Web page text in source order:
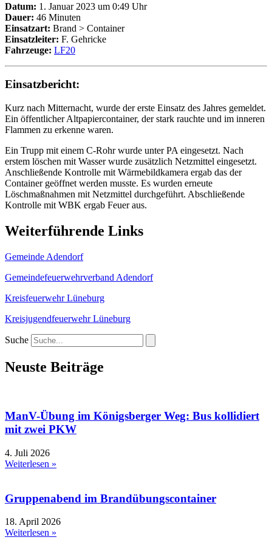
Datum: 1. Januar 2023 um 0:49 Uhr
Dauer: 46 Minuten
Einsatzart: Brand > Container
Einsatzleiter: F. Gehricke
Fahrzeuge: LF20
Einsatzbericht:
Kurz nach Mitternacht, wurde der erste Einsatz des Jahres gemeldet.
Ein öffentlicher Altpapiercontainer, der stark rauchte und im inneren
Flammen zu erkenne waren.
Ein Trupp mit einem C-Rohr wurde unter PA eingesetzt. Nach
erstem löschen mit Wasser wurde zusätzlich Netzmittel eingesetzt.
Anschließende Kontrolle mit Wärmebildkamera ergab das der
Container geöffnet werden musste. Es wurden erneute
Löschmaßnahmen mit Netzmittel durchgeführt. Abschließende
Kontrolle mit WBK ergab Feuer aus.
Weiterführende Links
Gemeinde Adendorf
Gemeindefeuerwehrverband Adendorf
Kreisfeuerwehr Lüneburg
Kreisjugendfeuerwehr Lüneburg
Suche
Neuste Beiträge
ManV-Übung im Königsberger Weg: Bus kollidiert
mit zwei PKW
4. Juli 2026
Weiterlesen »
Gruppenabend im Brandübungscontainer
18. April 2026
Weiterlesen »